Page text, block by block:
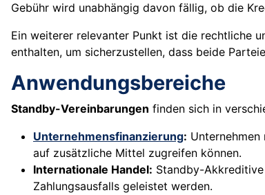
Gebühr wird unabhängig davon fällig, ob die
Ein weiterer relevanter Punkt ist die rechtliche
enthalten, um sicherzustellen, dass beide
Anwendungsbereiche
Standby-Vereinbarungen finden sich in
Unternehmensfinanzierung:
auf zusätzliche Mittel zugreifen können.
Internationale Handel: Standby-
Zahlungsausfalls geleistet werden.